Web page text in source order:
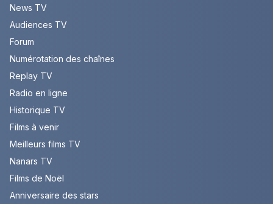
News TV
Audiences TV
Forum
Numérotation des chaînes
Replay TV
Radio en ligne
Historique TV
Films à venir
Meilleurs films TV
Nanars TV
Films de Noël
Anniversaire des stars